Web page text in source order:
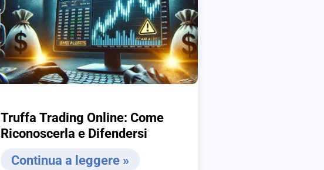
Truffa Trading Online: Come
Riconoscerla e Difendersi
Continua a leggere »